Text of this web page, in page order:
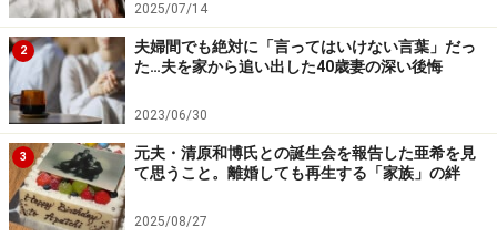
上司に声をかけられた彼は、「片思いをしている」とい
うようなことを話したそうだ。彼自身も苦しかったのか
もしれない。結局、上司からも彼からも、メグミさんの
名前は俎上（そじょう）に乗らないまま、「下手なアプ
ローチはしない」という約束を取りつけたという。
彼は社内のカウンセラーに相談
2025/07/14
2
夫婦間でも絶対に「言ってはいけない言葉」だっ
た…夫を家から追い出した40歳妻の深い後悔
2023/06/30
3
元夫・清原和博氏との誕生会を報告した亜希を見
て思うこと。離婚しても再生する「家族」の絆
2025/08/27